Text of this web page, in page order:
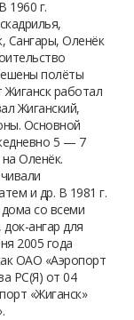
1960 г.
Сангары, Оленёк
полёты
работал
Жиганский,
Основной
5 — 7
Оленёк.
и др. В 1981 г.
со всеми
ангар для
2005 года
ОАО «Аэропорт
РС(Я) от 04
«Жиганск»